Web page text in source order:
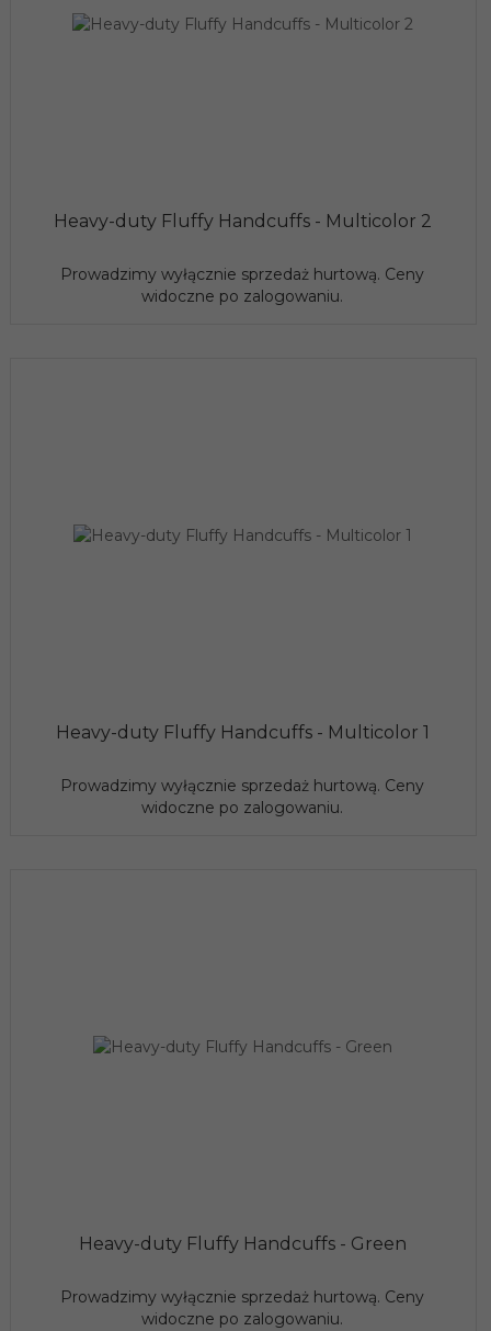
Heavy-duty Fluffy Handcuffs - Multicolor 2
Prowadzimy wyłącznie sprzedaż hurtową. Ceny
widoczne po zalogowaniu.
Heavy-duty Fluffy Handcuffs - Multicolor 1
Prowadzimy wyłącznie sprzedaż hurtową. Ceny
widoczne po zalogowaniu.
Heavy-duty Fluffy Handcuffs - Green
Prowadzimy wyłącznie sprzedaż hurtową. Ceny
widoczne po zalogowaniu.